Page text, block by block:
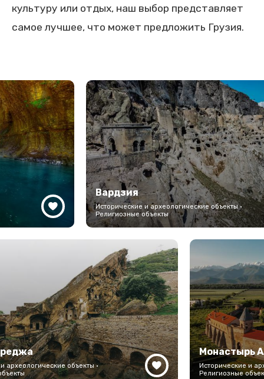
культуру или отдых, наш выбор представляет
самое лучшее, что может предложить Грузия.
Вардзия
Исторические и археологические объекты ·
Религиозные объекты
Давид-Гареджа
Исторические и археологические объекты ·
Религиозные объекты